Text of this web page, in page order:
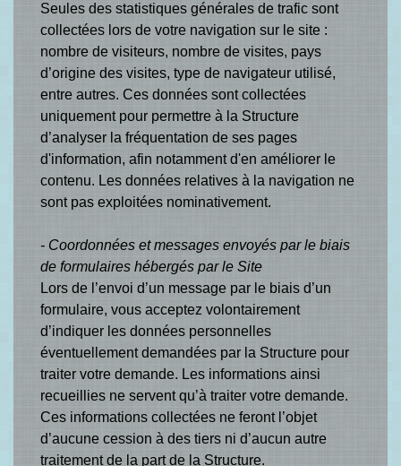
Seules des statistiques générales de trafic sont
collectées lors de votre navigation sur le site :
nombre de visiteurs, nombre de visites, pays
d’origine des visites, type de navigateur utilisé,
entre autres. Ces données sont collectées
uniquement pour permettre à la Structure
d’analyser la fréquentation de ses pages
d'information, afin notamment d'en améliorer le
contenu. Les données relatives à la navigation ne
sont pas exploitées nominativement.
- Coordonnées et messages envoyés par le biais
de formulaires hébergés par le Site
Lors de l’envoi d’un message par le biais d’un
formulaire, vous acceptez volontairement
d’indiquer les données personnelles
éventuellement demandées par la Structure pour
traiter votre demande. Les informations ainsi
recueillies ne servent qu’à traiter votre demande.
Ces informations collectées ne feront l’objet
d’aucune cession à des tiers ni d’aucun autre
traitement de la part de la Structure.